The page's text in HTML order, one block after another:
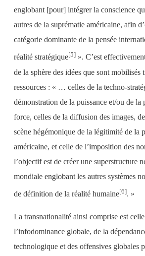
englobant [pour] intégrer la conscience
autres de la suprématie américaine, afin
catégorie dominante de la pensée
réalité stratégique[5] ». C’est
de la sphère des idées que sont mobilisés
ressources : « … celles de la techno-
démonstration de la puissance et/ou de la
force, celles de la diffusion des images,
scène hégémonique de la légitimité de la
américaine, et celle de l’imposition des
l’objectif est de créer une superstructure
mondiale englobant les autres systèmes
de définition de la réalité humaine[6]. »
La transnationalité ainsi comprise est
l’infodominance globale, de la
technologique et des offensives globales